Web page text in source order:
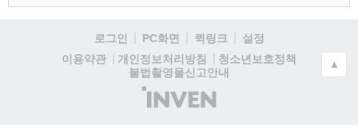
로그인 PC화면 퀵링크
설정
이용약관
개인정보처리방침
청소년보호정책
불법촬영물신고안내
(주)
인
▲